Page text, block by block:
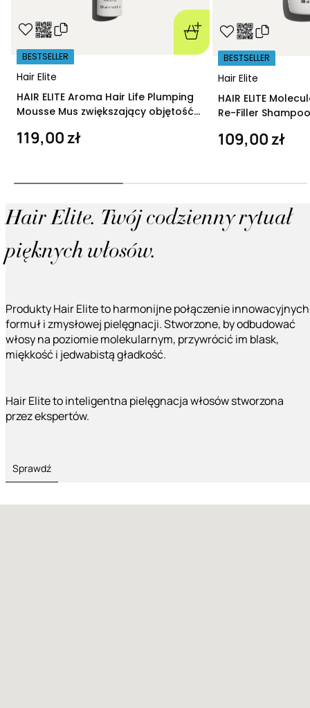
Hair Elite
BESTSELLER
HAIR ELITE Aroma Hair Life Plumping
Mousse Mus zwiększający objętość
119,00 zł
Hair Elite
BESTSELLER
HAIR ELITE
Re-Filler
109,00 zł
Hair Elite. Twój codzienny rytuał
pięknych włosów.
Produkty Hair Elite to harmonijne połączenie innowacyjnych
formuł i zmysłowej pielęgnacji. Stworzone, by odbudować
włosy na poziomie molekularnym, przywrócić im blask,
miękkość i jedwabistą gładkość.
Hair Elite to inteligentna pielęgnacja włosów stworzona
przez ekspertów.
Sprawdź